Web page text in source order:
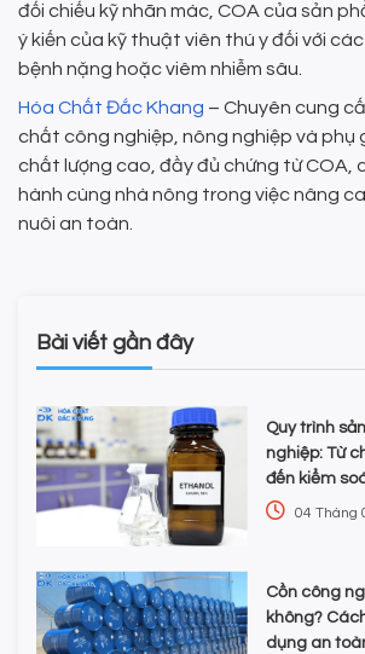
đối chiếu kỹ nhãn mác, COA của sản
ý kiến của kỹ thuật viên thú y đối với
bệnh nặng hoặc viêm nhiễm sâu.
Hóa Chất Đắc Khang – Chuyên cung
chất công nghiệp, nông nghiệp và phụ
chất lượng cao, đầy đủ chứng từ COA,
hành cùng nhà nông trong việc nâng
nuôi an toàn.
Bài viết gần đây
Quy trình
nghiệp: Từ
đến kiểm
chọn hóa
04 Tháng
Cồn công
không?
dụng an